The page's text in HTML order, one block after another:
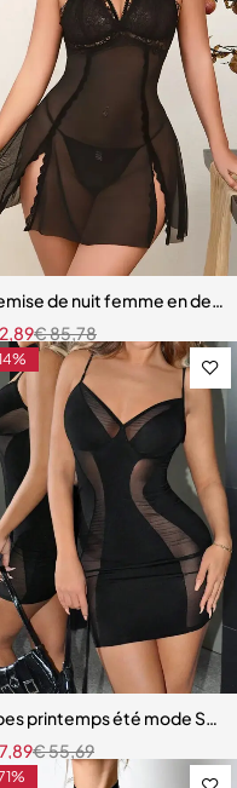
élégante, polyvalente
de nuit femme en
€85,78
de couleur progressive,
printemps été mode
€55,69